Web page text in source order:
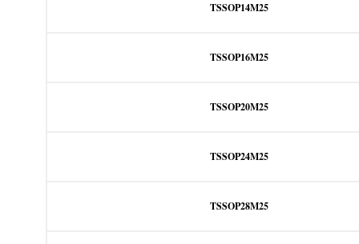
TSSOP14M25
TSSOP16M25
TSSOP20M25
TSSOP24M25
TSSOP28M25